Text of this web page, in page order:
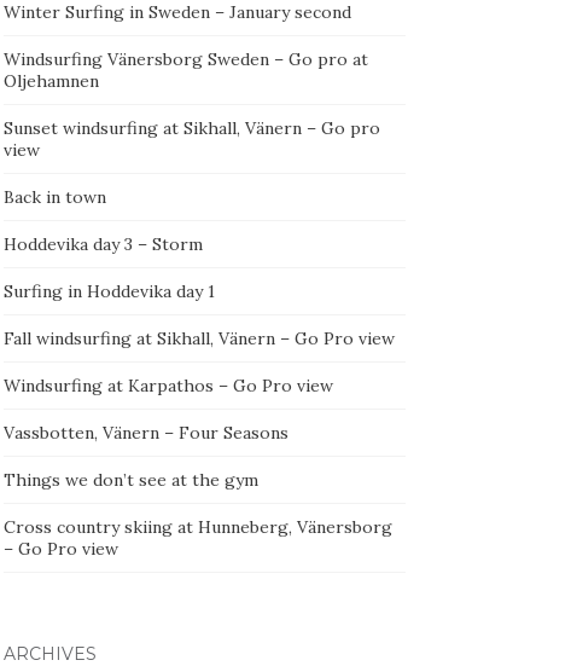
Winter Surfing in Sweden – January second
Windsurfing Vänersborg Sweden – Go pro at
Oljehamnen
Sunset windsurfing at Sikhall, Vänern – Go pro
view
Back in town
Hoddevika day 3 – Storm
Surfing in Hoddevika day 1
Fall windsurfing at Sikhall, Vänern – Go Pro view
Windsurfing at Karpathos – Go Pro view
Vassbotten, Vänern – Four Seasons
Things we don’t see at the gym
Cross country skiing at Hunneberg, Vänersborg
– Go Pro view
ARCHIVES